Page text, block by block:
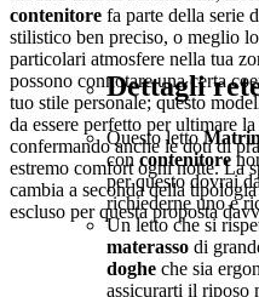
contenitore fa parte della serie
stilistico ben preciso, o meglio
particolari atmosfere nella tua
possono connotare una certa
tuo stile personale; questo
da essere perfetto per ultimare
confermando anche le doti di
estremo comfort ogni notte. La
cambia a seconda della
escluso per questa proposta
Dettagli
Questo letto
concontenitore
per questo dovrai
richiederne uno e
Un letto che si
materasso di
doghe che sia
assicurarti il riposo